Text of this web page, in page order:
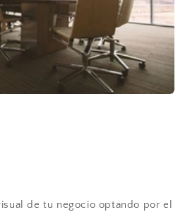
de tu negocio optando por el